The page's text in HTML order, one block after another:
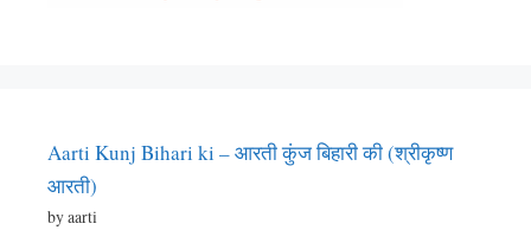
Aarti Kunj Bihari ki – आरती कुंज बिहारी की (श्रीकृष्ण
आरती)
by aarti